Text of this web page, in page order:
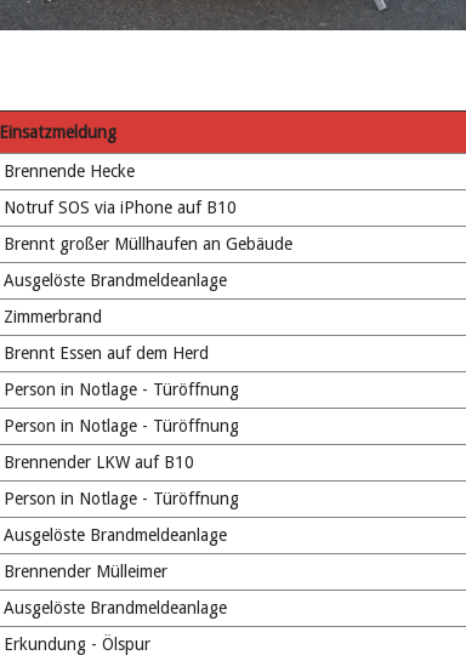
Einsatzmeldung
Brennende Hecke
Notruf SOS via iPhone auf B10
Brennt großer Müllhaufen an Gebäude
Ausgelöste Brandmeldeanlage
Zimmerbrand
Brennt Essen auf dem Herd
Person in Notlage - Türöffnung
Person in Notlage - Türöffnung
Brennender LKW auf B10
Person in Notlage - Türöffnung
Ausgelöste Brandmeldeanlage
Brennender Mülleimer
Ausgelöste Brandmeldeanlage
Erkundung - Ölspur